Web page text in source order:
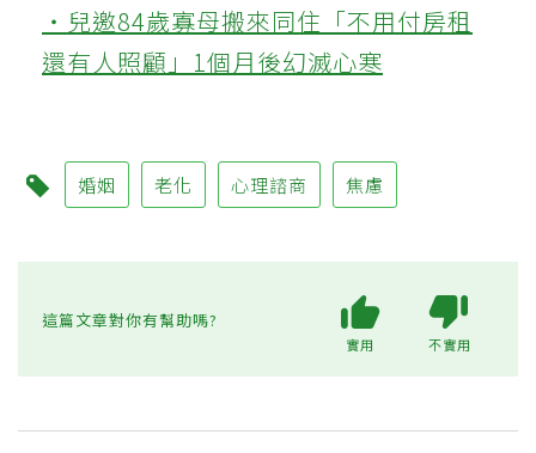
‧兒邀84歲寡母搬來同住「不用付房租
還有人照顧」1個月後幻滅心寒
婚姻 老化 心理諮商 焦慮
這篇文章對你有幫助嗎?
實用 不實用